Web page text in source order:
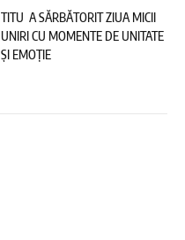
TITU A SĂRBĂTORIT ZIUA MICII
UNIRI CU MOMENTE DE UNITATE
ȘI EMOȚIE